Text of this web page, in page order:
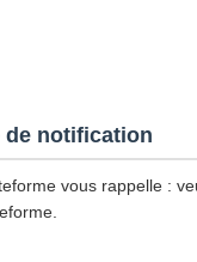
de notification
vous rappelle :